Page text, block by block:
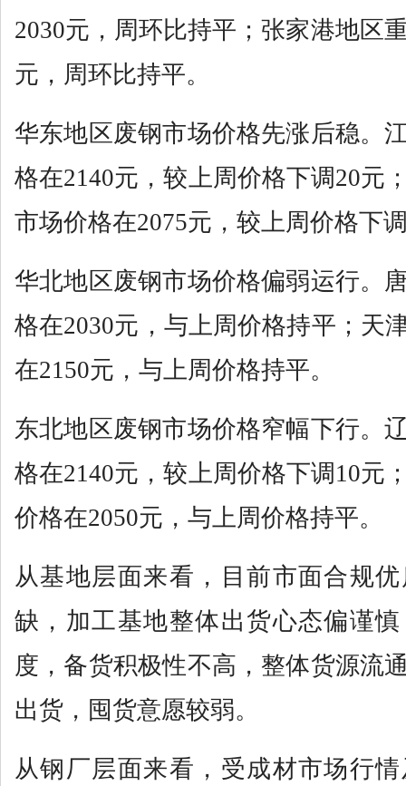
2030元，周环比持平；张家港地区
元，周环比持平。
华东地区废钢市场价格先涨后稳。
格在2140元，较上周价格下调20元
市场价格在2075元，较上周价格下
华北地区废钢市场价格偏弱运行。
格在2030元，与上周价格持平；天
在2150元，与上周价格持平。
东北地区废钢市场价格窄幅下行。
格在2140元，较上周价格下调10元
价格在2050元，与上周价格持平。
从基地层面来看，目前市面合规
缺，加工基地整体出货心态偏谨
度，备货积极性不高，整体货源流
出货，囤货意愿较弱。
从钢厂层面来看，受成材市场行